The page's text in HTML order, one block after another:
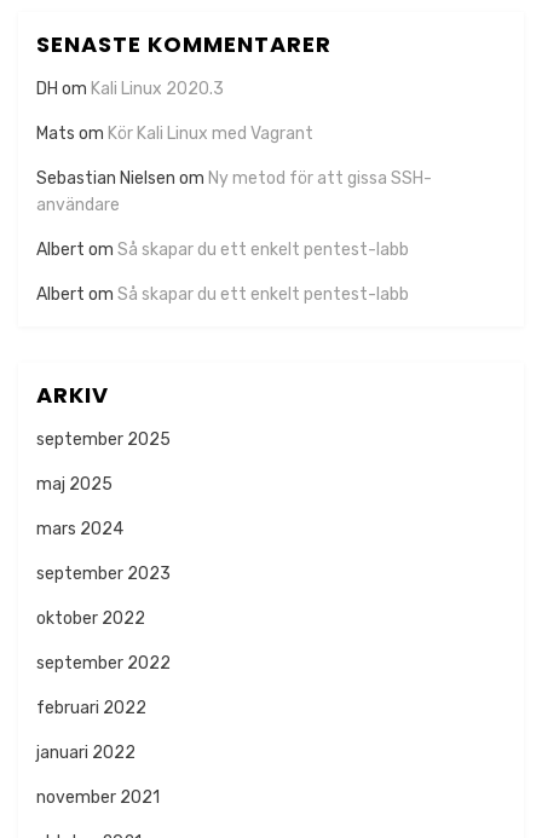
SENASTE KOMMENTARER
DH om Kali Linux 2020.3
Mats om Kör Kali Linux med Vagrant
Sebastian Nielsen om Ny metod för att gissa SSH-
användare
Albert om Så skapar du ett enkelt pentest-labb
Albert om Så skapar du ett enkelt pentest-labb
ARKIV
september 2025
maj 2025
mars 2024
september 2023
oktober 2022
september 2022
februari 2022
januari 2022
november 2021